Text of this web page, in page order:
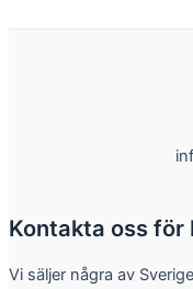
Kontakta oss
Vi säljer några av